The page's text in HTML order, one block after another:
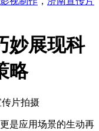
妙展现科
略
片拍摄
是应用场景的生动再